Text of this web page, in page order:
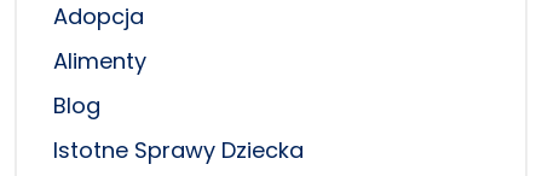
Adopcja
Alimenty
Blog
Istotne Sprawy Dziecka